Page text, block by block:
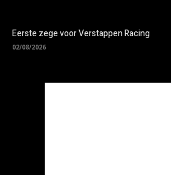
Eerste zege voor Verstappen Racing
02/08/2026